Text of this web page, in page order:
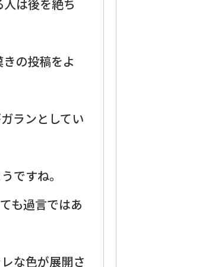
は後を絶ち
の投稿をよ
ランとしてい
ですね。
も過言ではあ
な色が展開さ